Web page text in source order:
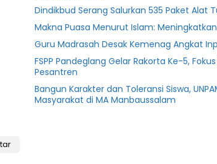
Dindikbud Serang Salurkan 535 Paket Alat
Makna Puasa Menurut Islam:
Guru Madrasah Desak Kemenag Angkat
FSPP Pandeglang Gelar Rakorta Ke-5,
Pesantren
Bangun Karakter dan Toleransi Siswa,
Masyarakat di MA Manbaussalam